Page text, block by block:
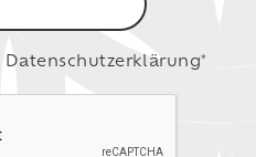
Datenschutzerklärung*